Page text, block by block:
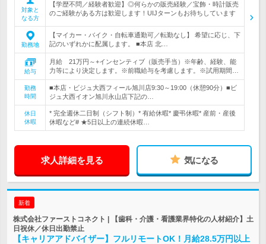
対象と
なる方
【学歴不問／経験者歓迎】◎何らかの販売経験／宝飾・時計販売
のご経験がある方は歓迎します！UIJターンもお待ちしています
勤務地
【マイカー・バイク・自転車通勤可／転勤なし】 希望に応じ、下
記のいずれかに配属します。 ■本店 北…
給与
月給 21万円～+インセンティブ（販売手当）※年齢、経験、能
力等により決定します。※前職給与を考慮します。※試用期間…
勤務
時間
■本店・ビジュ大西フィール旭川店9:30～19:00（休憩90分）■ビ
ジュ大西イオン旭川永山店下記の…
休日
休暇
* 完全週休二日制（シフト制）* 有給休暇* 慶弔休暇* 産前・産後
休暇など# ★5日以上の連続休暇…
求人詳細を見る 気になる
新着
株式会社ファーストコネクト | 【歯科・介護・看護業界特化の人材紹介】土
日祝休／休日出勤禁止
【キャリアアドバイザー】フルリモートOK！月給28.5万円以上